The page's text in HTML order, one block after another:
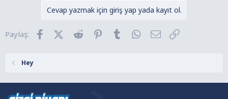
Cevap yazmak için giriş yap yada kayıt ol.
Paylaş: FacebookX (Twitter)
Reddit Pinterest
Tumblr WhatsApp
E-posta
Hey